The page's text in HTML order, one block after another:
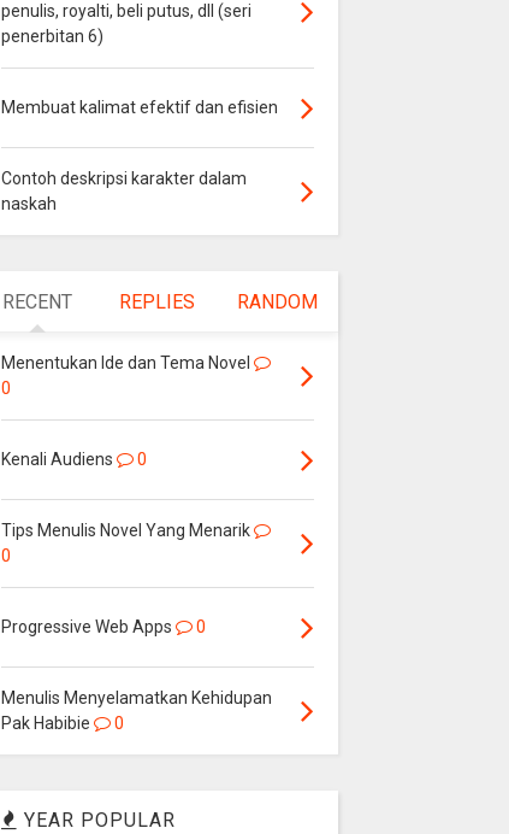
penulis, royalti, beli putus, dll (seri
penerbitan 6)
Membuat kalimat efektif dan efisien
Contoh deskripsi karakter dalam
naskah
RECENT REPLIES RANDOM
Menentukan Ide dan Tema Novel
0
Kenali Audiens 0
Tips Menulis Novel Yang Menarik
0
Progressive Web Apps 0
Menulis Menyelamatkan Kehidupan
Pak Habibie
0
YEAR POPULAR